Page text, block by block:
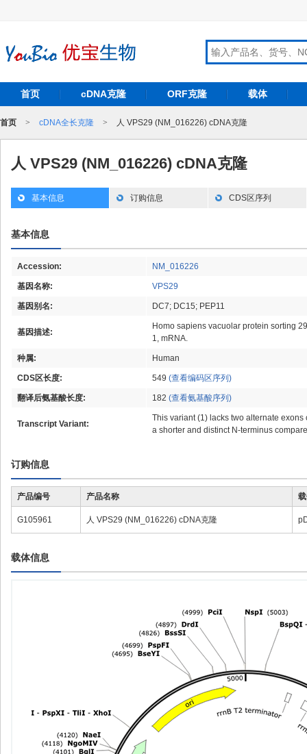
首页 cDNA克隆 ORF克隆 载体
首页 > cDNA全长克隆 > 人 VPS29 (NM_016226) cDNA克隆
人 VPS29 (NM_016226) cDNA克隆
基本信息 订购信息 CDS区序列
基本信息
Accession: NM_016226
基因名称: VPS29
基因别名: DC7; DC15; PEP11
基因描述:
Homo sapiens vacuolar protein sorting
1, mRNA.
种属: Human
CDS区长度: 549 (查看编码区序列)
翻译后氨基酸长度: 182 (查看氨基酸序列)
Transcript Variant:
This variant (1) lacks two alternate
a shorter and distinct N-terminus
订购信息
产品编号 产品名称
G105961 人 VPS29 (NM_016226) cDNA克隆
载体信息